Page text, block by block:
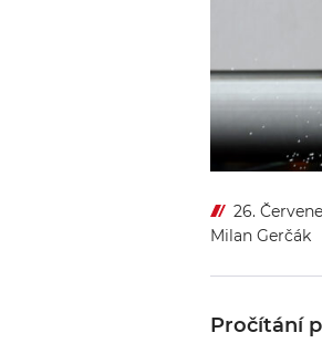
26.
Milan Gerčák
Pročítání